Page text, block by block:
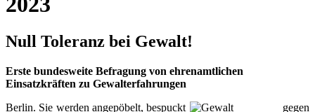
Null Toleranz bei Gewalt!
Erste bundesweite Befragung von ehrenamtlichen
Einsatzkräften zu Gewalterfahrungen
Berlin. Sie werden angepöbelt, bespuckt